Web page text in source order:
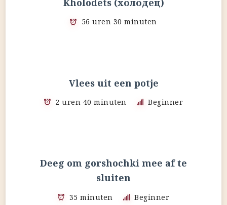
56 uren 30 minuten
Vlees uit een potje
2 uren 40 minuten Beginner
Deeg om gorshochki mee af te
sluiten
35 minuten Beginner